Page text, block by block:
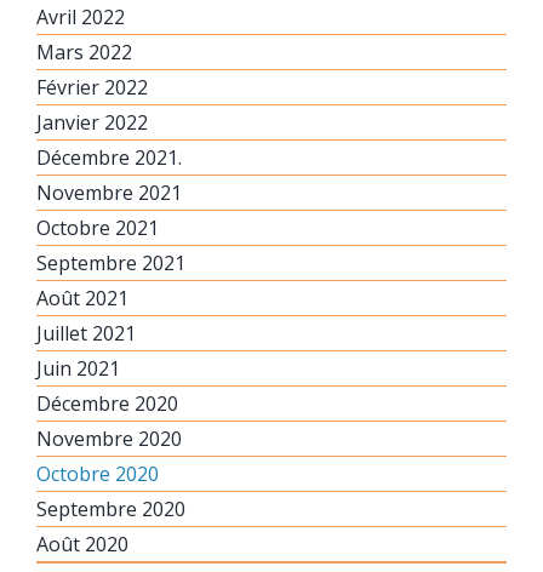
Avril 2022
Mars 2022
Février 2022
Janvier 2022
Décembre 2021.
Novembre 2021
Octobre 2021
Septembre 2021
Août 2021
Juillet 2021
Juin 2021
Décembre 2020
Novembre 2020
Octobre 2020
Septembre 2020
Août 2020